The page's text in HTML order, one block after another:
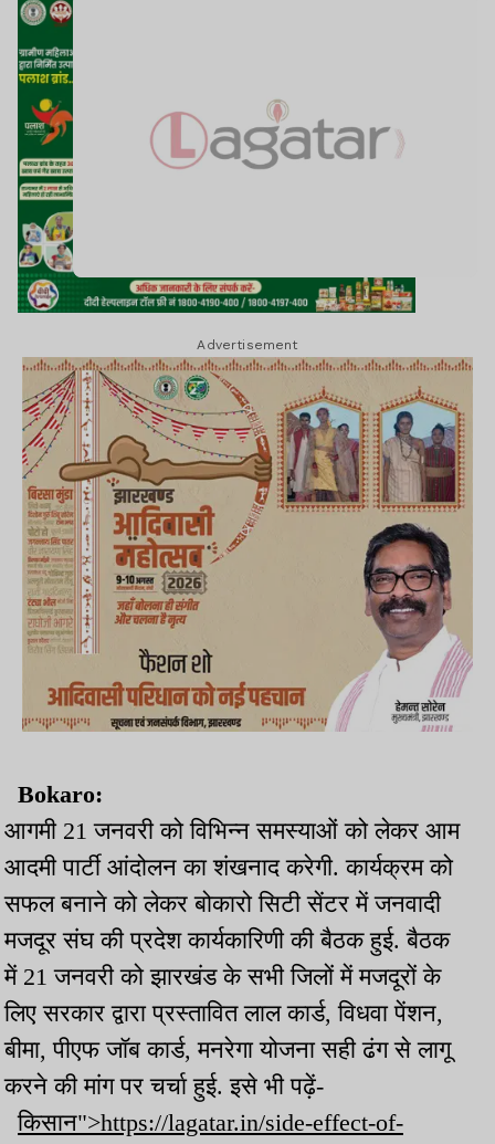
Advertisement
Bokaro:
आगमी 21 जनवरी को विभिन्न समस्याओं को लेकर आम
आदमी पार्टी आंदोलन का शंखनाद करेगी. कार्यक्रम को
सफल बनाने को लेकर बोकारो सिटी सेंटर में जनवादी
मजदूर संघ की प्रदेश कार्यकारिणी की बैठक हुई. बैठक
में 21 जनवरी को झारखंड के सभी जिलों में मजदूरों के
लिए सरकार द्वारा प्रस्तावित लाल कार्ड, विधवा पेंशन,
बीमा, पीएफ जॉब कार्ड, मनरेगा योजना सही ढंग से लागू
करने की मांग पर चर्चा हुई. इसे भी पढ़ें-
किसान">https://lagatar.in/side-effect-of-